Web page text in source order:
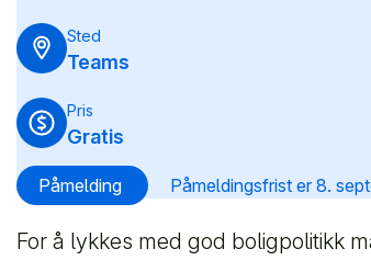
Sted
Teams
Pris
Gratis
Påmelding Påmeldingsfrist er 8.
For å lykkes med god boligpolitikk